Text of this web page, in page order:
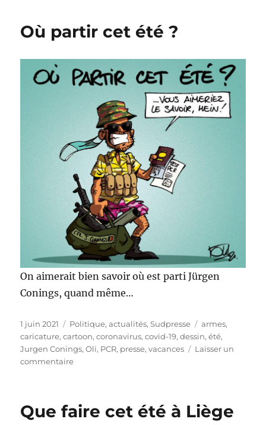
?
Où partir cet été ?
On aimerait bien savoir où est parti Jürgen
Conings, quand même…
Publié
le
1 juin 2021 Catégories
Politique, actualités,Sudpresse Étiquettes
armes,
caricature,cartoon,coronavirus,covid-19,dessin,été,
Jurgen Conings,Oli, PCR, presse,vacances
Laisser un
commentairesur
été
Que faire cet été à Liège